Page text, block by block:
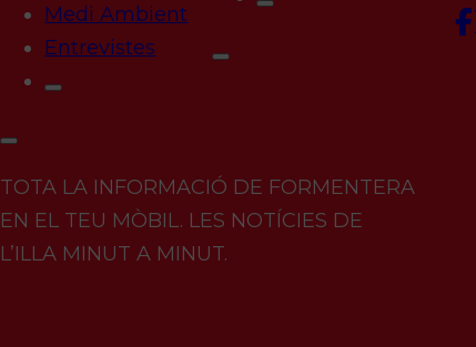
Medi Ambient
Entrevistes
TOTA LA INFORMACIÓ DE FORMENTERA
EN EL TEU MÒBIL. LES NOTÍCIES DE
L’ILLA MINUT A MINUT.